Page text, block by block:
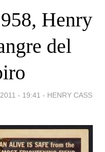
Henry
del
- 19:41 - HENRY CASS